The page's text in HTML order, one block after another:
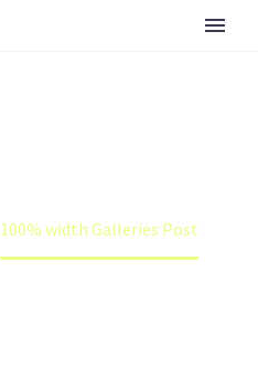
100% width Galleries Post